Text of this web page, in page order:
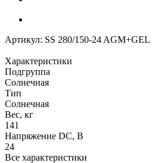
Артикул: SS 280/150-24 AGM+GEL
Характеристики
Подгруппа
Солнечная
Тип
Солнечная
Вес, кг
141
Напряжение DC, В
24
Все характеристики